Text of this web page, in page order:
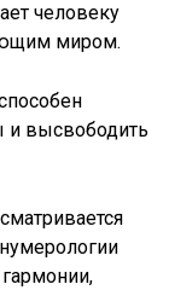
человеку
миром.
и высвободить